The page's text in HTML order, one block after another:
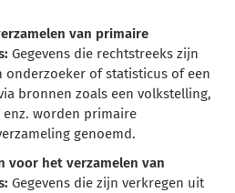
van primaire
Gegevens die rechtstreeks zijn
onderzoeker of statisticus of een
bronnen zoals een volkstelling,
worden primaire
genoemd.
voor het verzamelen van
Gegevens die zijn verkregen uit